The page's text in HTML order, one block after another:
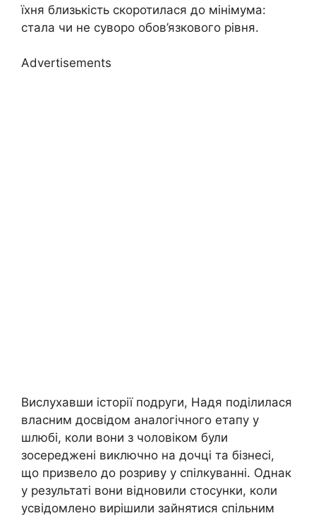
їхня близькість скоротилася до мінімума:
стала чи не суворо обов’язкового рівня.
Advertisements
Вислухавши історії подруги, Надя поділилася
власним досвідом аналогічного етапу у
шлюбі, коли вони з чоловіком були
зосереджені виключно на дочці та бізнесі,
що призвело до розриву у спілкуванні. Однак
у результаті вони відновили стосунки, коли
усвідомлено вирішили зайнятися спільним